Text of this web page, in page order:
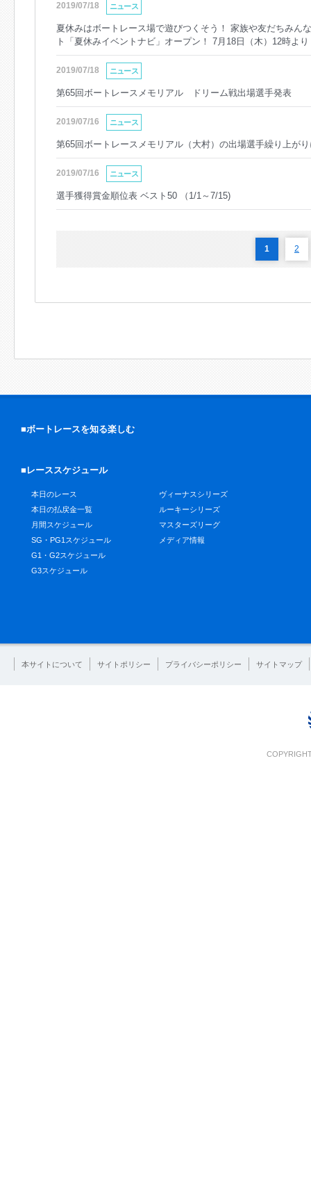
2019/07/18 ニュース
夏休みはボートレース場で遊びつくそう！ 家族や友だちみん
ト「夏休みイベントナビ」オープン！ 7月18日（木）12時より
2019/07/18 ニュース
第65回ボートレースメモリアル ドリーム戦出場選手発表
2019/07/16 ニュース
第65回ボートレースメモリアル（大村）の出場選手繰り上が
2019/07/16 ニュース
選手獲得賞金順位表 ベスト50 （1/1～7/15)
1 2
■ボートレースを知る楽しむ
■レーススケジュール
本日のレース
本日の払戻金一覧
月間スケジュール
SG・PG1スケジュール
G1・G2スケジュール
G3スケジュール
ヴィーナスシリーズ
ルーキーシリーズ
マスターズリーグ
メディア情報
本サイトについて サイトポリシー プライバシーポリシー サイトマップ